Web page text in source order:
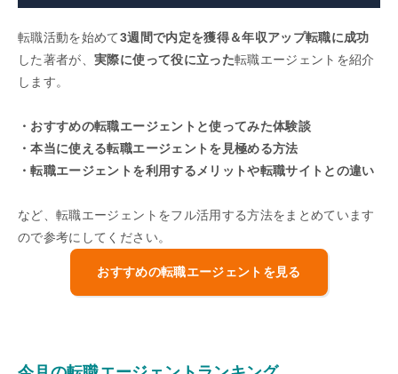
転職活動を始めて3週間で内定を獲得＆年収アップ転職に成功
した著者が、実際に使って役に立った転職エージェントを紹介
します。
・おすすめの転職エージェントと使ってみた体験談
・本当に使える転職エージェントを見極める方法
・転職エージェントを利用するメリットや転職サイトとの違い
など、転職エージェントをフル活用する方法をまとめています
ので参考にしてください。
おすすめの転職エージェントを見る